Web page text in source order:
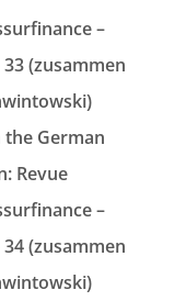
–
33 (zusammen
German
Revue
–
34 (zusammen